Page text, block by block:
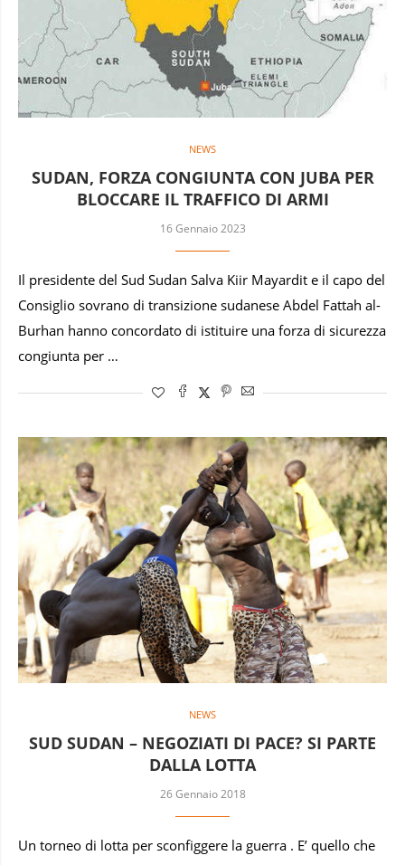
NEWS
SUDAN, FORZA CONGIUNTA CON JUBA PER
BLOCCARE IL TRAFFICO DI ARMI
16 Gennaio 2023
Il presidente del Sud Sudan Salva Kiir Mayardit e il capo del
Consiglio sovrano di transizione sudanese Abdel Fattah al-
Burhan hanno concordato di istituire una forza di sicurezza
congiunta per …
NEWS
SUD SUDAN – NEGOZIATI DI PACE? SI PARTE
DALLA LOTTA
26 Gennaio 2018
Un torneo di lotta per sconfiggere la guerra . E’ quello che